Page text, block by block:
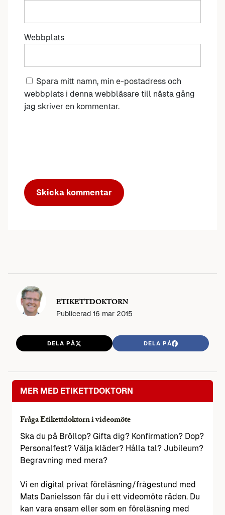
Webbplats
Spara mitt namn, min e-postadress och
webbplats i denna webbläsare till nästa gång
jag skriver en kommentar.
ETIKETTDOKTORN
Publicerad 16 mar 2015
DELA PÅ DELA PÅ
MER MED ETIKETTDOKTORN
Fråga Etikettdoktorn i videomöte
Ska du på Bröllop? Gifta dig? Konfirmation? Dop?
Personalfest? Välja kläder? Hålla tal? Jubileum?
Begravning med mera?
Vi en digital privat föreläsning/frågestund med
Mats Danielsson får du i ett videomöte råden. Du
kan vara ensam eller som en föreläsning med